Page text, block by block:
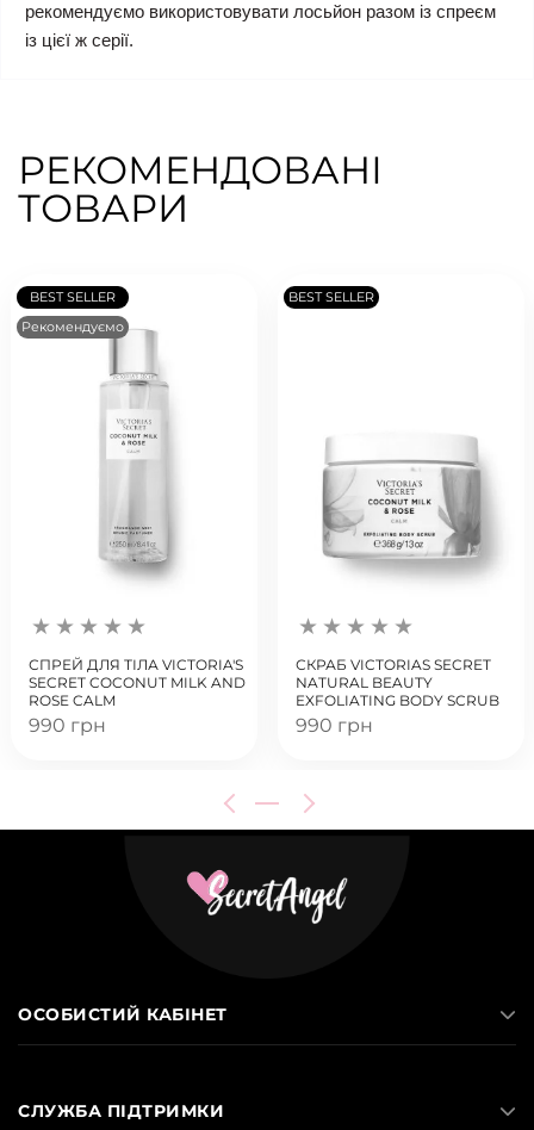
рекомендуємо використовувати лосьйон разом із спреєм
із цієї ж серії.
РЕКОМЕНДОВАНІ
ТОВАРИ
BEST SELLER
Рекомендуємо
СПРЕЙ ДЛЯ ТІЛА VICTORIA'S
SECRET COCONUT MILK AND
ROSE CALM
990 грн
BEST SELLER
СКРАБ VICTORIAS SECRET
NATURAL BEAUTY
EXFOLIATING BODY SCRUB
990 грн
ОСОБИСТИЙ КАБІНЕТ
СЛУЖБА ПІДТРИМКИ